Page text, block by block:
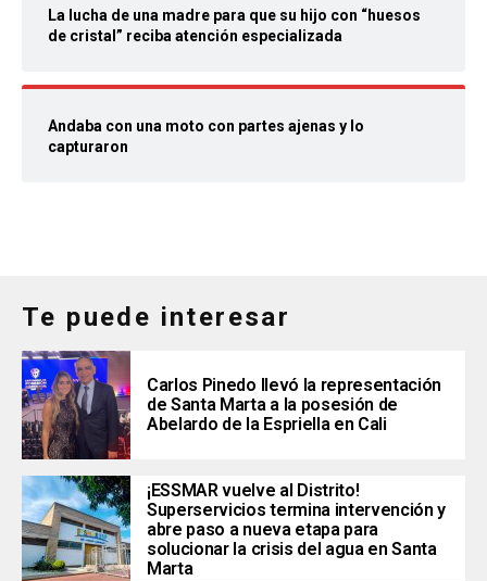
La lucha de una madre para que su hijo con “huesos
de cristal” reciba atención especializada
Andaba con una moto con partes ajenas y lo
capturaron
Te puede interesar
Carlos Pinedo llevó la representación
de Santa Marta a la posesión de
Abelardo de la Espriella en Cali
¡ESSMAR vuelve al Distrito!
Superservicios termina intervención y
abre paso a nueva etapa para
solucionar la crisis del agua en Santa
Marta